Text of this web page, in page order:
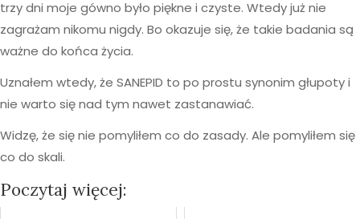
trzy dni moje gówno było piękne i czyste. Wtedy już nie
zagrażam nikomu nigdy. Bo okazuje się, że takie badania są
ważne do końca życia.
Uznałem wtedy, że SANEPID to po prostu synonim głupoty i
nie warto się nad tym nawet zastanawiać.
Widzę, że się nie pomyliłem co do zasady. Ale pomyliłem się
co do skali.
Poczytaj więcej: